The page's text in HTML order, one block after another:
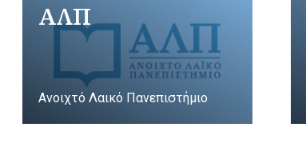
ΑΛΠ
Ανοιχτό Λαικό Πανεπιστήμιο